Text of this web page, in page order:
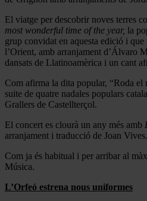
El viatge per descobrir noves terres
most wonderful time of the year, la
grup convidat en aquesta edició i
l’Orient, amb arranjament d’Álvaro
dansats de Llatinoamèrica i un cant
Com afirma la dita popular, “Roda el
suite de quatre nadales populars
Grallers de Castellterçol.
El concert es clourà un any més amb
arranjament i traducció de Joan Vives.
Com ja és habitual i per arribar al
Música.
L’Orfeó estrena nous uniformes